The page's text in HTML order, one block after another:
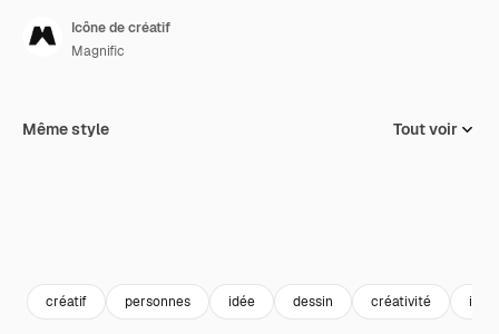
Icône de créatif
Magnific
Même style Tout voir
créatif personnes idée dessin créativité